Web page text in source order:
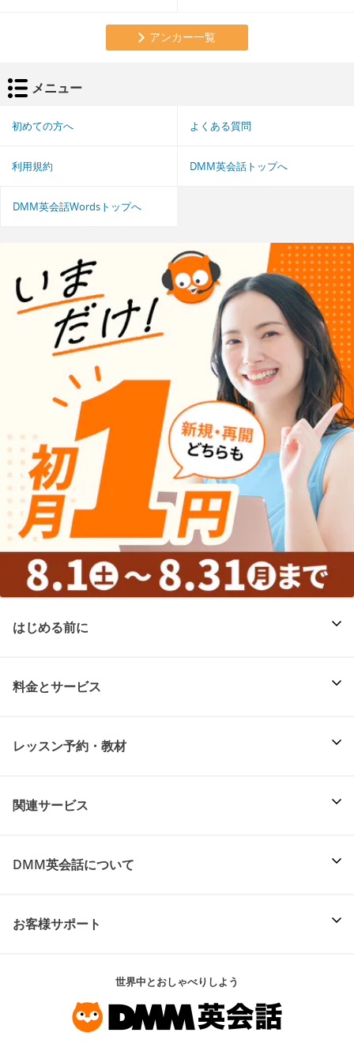
アンカー一覧
メニュー
初めての方へ よくある質問
利用規約 DMM英会話トップへ
DMM英会話Wordsトップへ
はじめる前に
料金とサービス
レッスン予約・教材
関連サービス
DMM英会話について
お客様サポート
世界中とおしゃべりしよう